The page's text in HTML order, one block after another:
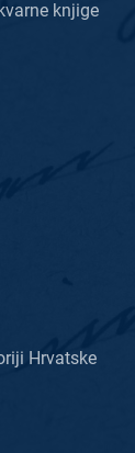
knjige
Hrvatske